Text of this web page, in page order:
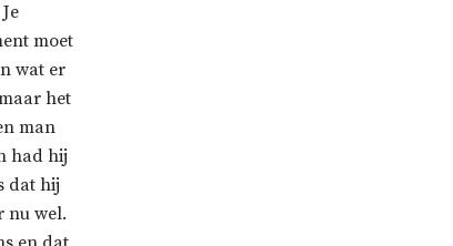
moet
wat er
het
man
had hij
dat hij
nu wel.